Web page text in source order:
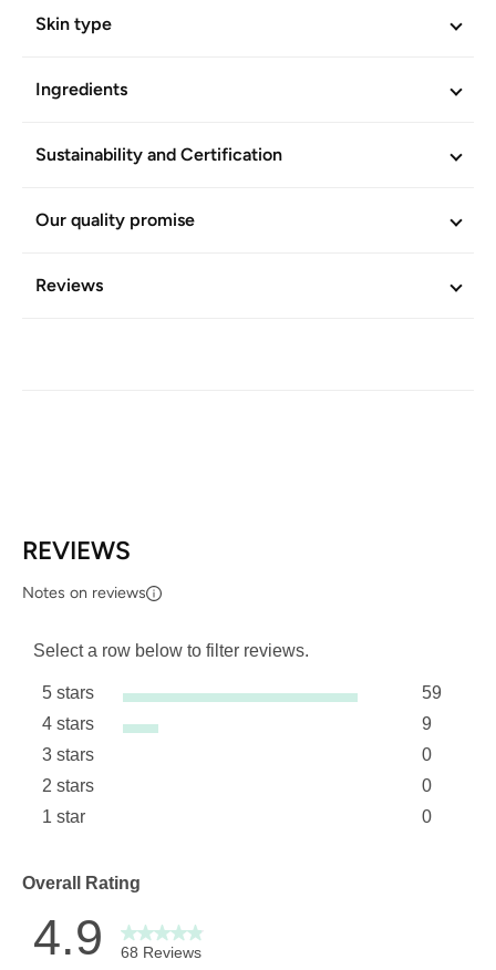
Skin type
Ingredients
Sustainability and Certification
Our quality promise
Reviews
REVIEWS
Notes on reviews
Select a row below to filter reviews.
5 stars stars
59
59
4 stars stars
9
9
3 stars
0
0
2 stars
0
0
1 star
0
Overall Rating
4.9 68 Reviews